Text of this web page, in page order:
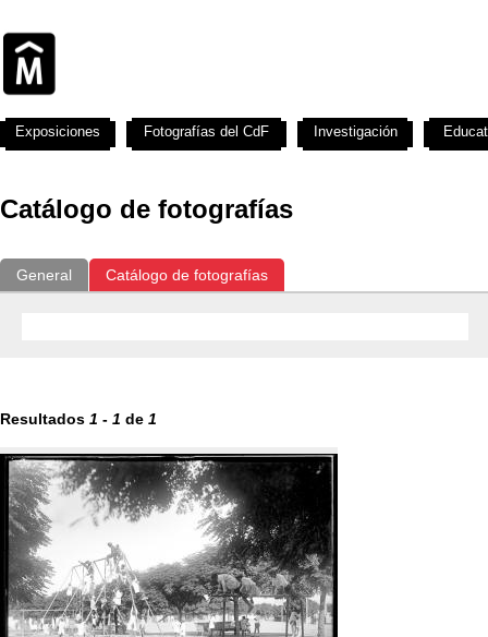
Catálogo de fotografías
General Catálogo de fotografías
Resultados 1 - 1 de 1
Exposiciones Fotografías del CdF Investigación